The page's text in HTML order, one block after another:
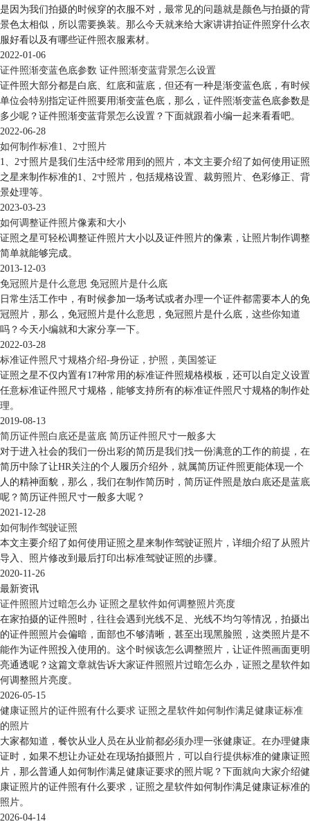
是因为我们拍摄的时候穿的衣服不对，最常见的问题就是颜色与拍摄的背
景色太相似，所以需要换装。那么今天就来给大家讲讲拍证件照穿什么衣
服好看以及有哪些证件照衣服素材。
2022-01-06
证件照渐变蓝色底参数 证件照渐变蓝背景怎么设置
证件照大部分都是白底、红底和蓝底，但还有一种是渐变蓝色底，有时候
单位会特别指定证件照要用渐变蓝色底，那么，证件照渐变蓝色底参数是
多少呢？证件照渐变蓝背景怎么设置？下面就跟着小编一起来看看吧。
2022-06-28
如何制作标准1、2寸照片
1、2寸照片是我们生活中经常用到的照片，本文主要介绍了如何使用证照
之星来制作标准的1、2寸照片，包括规格设置、裁剪照片、色彩修正、背
景处理等。
2023-03-23
如何调整证件照片像素和大小
证照之星可轻松调整证件照片大小以及证件照片的像素，让照片制作调整
简单就能够完成。
2013-12-03
免冠照片是什么意思 免冠照片是什么底
日常生活工作中，有时候参加一场考试或者办理一个证件都需要本人的免
冠照片，那么，免冠照片是什么意思，免冠照片是什么底，这些你知道
吗？今天小编就和大家分享一下。
2022-03-28
标准证件照尺寸规格介绍-身份证，护照，美国签证
证照之星不仅内置有17种常用的标准证件照规格模板，还可以自定义设置
任意标准证件照尺寸规格，能够支持所有的标准证件照尺寸规格的制作处
理。
2019-08-13
简历证件照白底还是蓝底 简历证件照尺寸一般多大
对于进入社会的我们一份出彩的简历是我们找一份满意的工作的前提，在
简历中除了让HR关注的个人履历介绍外，就属简历证件照更能体现一个
人的精神面貌，那么，我们在制作简历时，简历证件照是放白底还是蓝底
呢？简历证件照尺寸一般多大呢？
2021-12-28
如何制作驾驶证照
本文主要介绍了如何使用证照之星来制作驾驶证照片，详细介绍了从照片
导入、照片修改到最后打印出标准驾驶证照的步骤。
2020-11-26
最新资讯
证件照照片过暗怎么办 证照之星软件如何调整照片亮度
在家拍摄的证件照时，往往会遇到光线不足、光线不均匀等情况，拍摄出
的证件照照片会偏暗，面部也不够清晰，甚至出现黑脸照，这类照片是不
能作为证件照投入使用的。这个时候该怎么调整照片，让证件照画面更明
亮通透呢？这篇文章就告诉大家证件照照片过暗怎么办，证照之星软件如
何调整照片亮度。
2026-05-15
健康证照片的证件照有什么要求 证照之星软件如何制作满足健康证标准
的照片
大家都知道，餐饮从业人员在从业前都必须办理一张健康证。在办理健康
证时，如果不想让办证处在现场拍摄照片，可以自行提供标准的健康证照
片，那么普通人如何制作满足健康证要求的照片呢？下面就向大家介绍健
康证照片的证件照有什么要求，证照之星软件如何制作满足健康证标准的
照片。
2026-04-14